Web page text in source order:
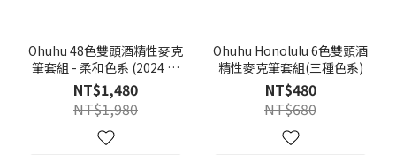
Ohuhu 48色雙頭酒精性麥克
筆套組 - 柔和色系 (2024 新
包裝)
NT$1,480
NT$1,980
Ohuhu Honolulu 6色雙頭酒
精性麥克筆套組(三種色系)
NT$480
NT$680